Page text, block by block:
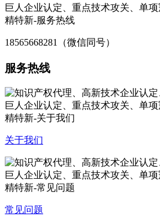
18565668281（微信同号）
服务热线
关于我们
常见问题